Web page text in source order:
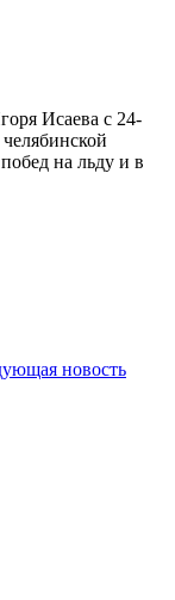
Исаева с 24-
на льду и в
новость